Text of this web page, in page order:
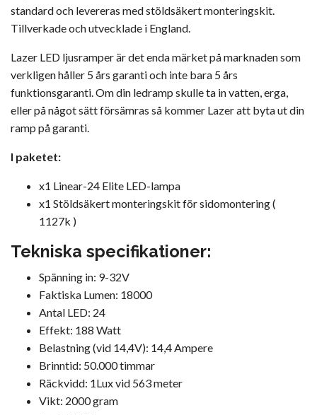
standard och levereras med stöldsäkert monteringskit.
Tillverkade och utvecklade i England.
Lazer LED ljusramper är det enda märket på marknaden som
verkligen håller 5 års garanti och inte bara 5 års
funktionsgaranti. Om din ledramp skulle ta in vatten, erga,
eller på något sätt försämras så kommer Lazer att byta ut din
ramp på garanti.
I paketet:
x1 Linear-24 Elite LED-lampa
x1 Stöldsäkert monteringskit för sidomontering (
1127k )
Tekniska specifikationer:
Spänning in: 9-32V
Faktiska Lumen: 18000
Antal LED: 24
Effekt: 188 Watt
Belastning (vid 14,4V): 14,4 Ampere
Brinntid: 50.000 timmar
Räckvidd: 1Lux vid 563 meter
Vikt: 2000 gram